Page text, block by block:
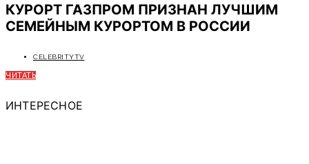
КУРОРТ ГАЗПРОМ ПРИЗНАН ЛУЧШИМ
СЕМЕЙНЫМ КУРОРТОМ В РОССИИ
CELEBRITYTV
ЧИТАТЬ
ИНТЕРЕСНОЕ